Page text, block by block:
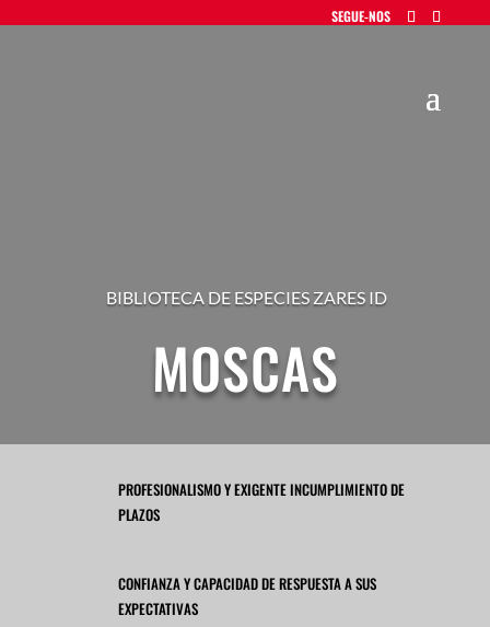
BIBLIOTECA DE ESPECIES ZARES ID
MOSCAS
PROFESIONALISMO Y EXIGENTE INCUMPLIMIENTO DE
PLAZOS
CONFIANZA Y CAPACIDAD DE RESPUESTA A SUS
EXPECTATIVAS